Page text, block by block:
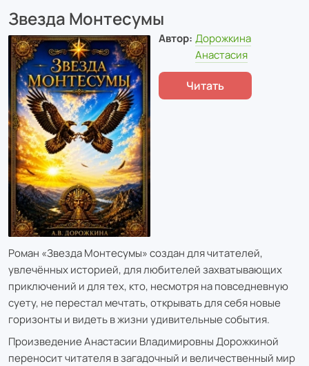
Звезда Монтесумы
Автор: Дорожкина
Анастасия
Читать
Роман «Звезда Монтесумы» создан для читателей,
увлечённых историей, для любителей захватывающих
приключений и для тех, кто, несмотря на повседневную
суету, не перестал мечтать, открывать для себя новые
горизонты и видеть в жизни удивительные события.
Произведение Анастасии Владимировны Дорожкиной
переносит читателя в загадочный и величественный мир